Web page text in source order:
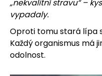
„nekvalitní stravu“ –
vypadaly.
Oproti tomu stará lípa
Každý organismus má
odolnost.